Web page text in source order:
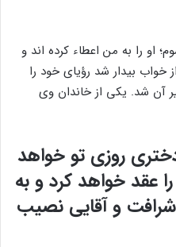
او را به من اعطاء کرده اند و
بیدار شد رؤیای خود را
آن شد. یکی از خاندان وی
روزی تو خواهد
عقد خواهد کرد و به
و آقایی نصیب